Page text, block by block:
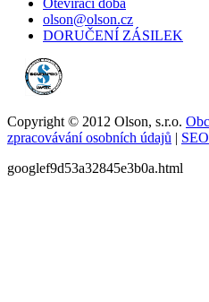
Otevírací doba
olson@olson.cz
DORUČENÍ ZÁSILEK
Copyright © 2012 Olson, s.r.o.
zpracovávání osobních údajů | SEO
googlef9d53a32845e3b0a.html